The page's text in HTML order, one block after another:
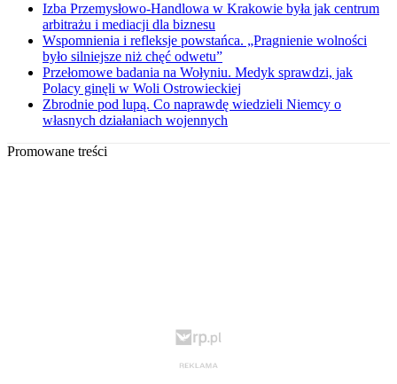
Izba Przemysłowo-Handlowa w Krakowie była jak centrum
arbitrażu i mediacji dla biznesu
Wspomnienia i refleksje powstańca. „Pragnienie wolności
było silniejsze niż chęć odwetu”
Przełomowe badania na Wołyniu. Medyk sprawdzi, jak
Polacy ginęli w Woli Ostrowieckiej
Zbrodnie pod lupą. Co naprawdę wiedzieli Niemcy o
własnych działaniach wojennych
Promowane treści